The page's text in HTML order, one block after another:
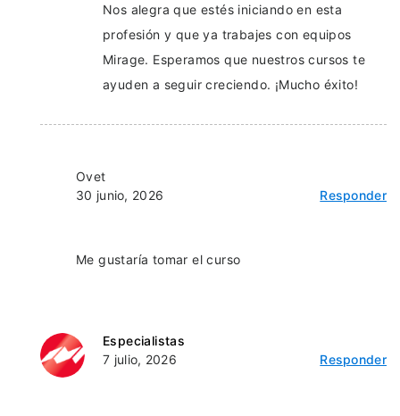
Nos alegra que estés iniciando en esta
profesión y que ya trabajes con equipos
Mirage. Esperamos que nuestros cursos te
ayuden a seguir creciendo. ¡Mucho éxito!
Ovet
30 junio, 2026
Responder
Me gustaría tomar el curso
Especialistas
7 julio, 2026
Responder